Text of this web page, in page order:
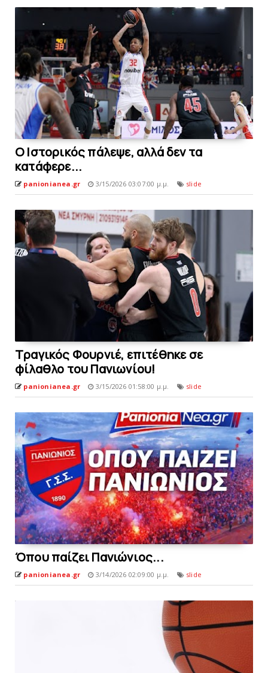
O Ιστορικός πάλεψε, αλλά δεν τα
κατάφερε...
panionianea.gr 3/15/2026 03:07:00 μ.μ. slide
Tραγικός Φουρνιέ, επιτέθηκε σε
φίλαθλο του Πανιωνίoυ!
panionianea.gr 3/15/2026 01:58:00 μ.μ. slide
Όπου παίζει Πανιώνιoς...
panionianea.gr 3/14/2026 02:09:00 μ.μ. slide